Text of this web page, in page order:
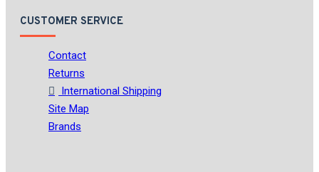
CUSTOMER SERVICE
Contact
Returns
International Shipping
Site Map
Brands